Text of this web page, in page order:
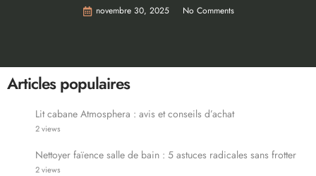
novembre 30, 2025 No Comments
Articles populaires
Lit cabane Atmosphera : avis et conseils d’achat
2 views
Nettoyer faïence salle de bain : 5 astuces radicales sans frotter
2 views